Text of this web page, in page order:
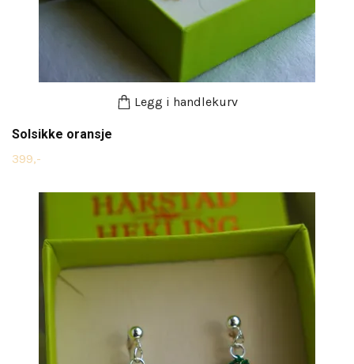
Legg i handlekurv
Solsikke oransje
399,-